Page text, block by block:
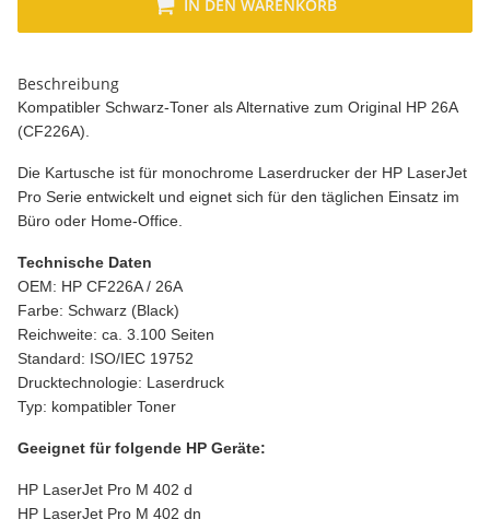
IN DEN WARENKORB
Beschreibung
Kompatibler Schwarz-Toner als Alternative zum Original HP 26A
(CF226A).
Die Kartusche ist für monochrome Laserdrucker der HP LaserJet
Pro Serie entwickelt und eignet sich für den täglichen Einsatz im
Büro oder Home-Office.
Technische Daten
OEM: HP CF226A / 26A
Farbe: Schwarz (Black)
Reichweite: ca. 3.100 Seiten
Standard: ISO/IEC 19752
Drucktechnologie: Laserdruck
Typ: kompatibler Toner
Geeignet für folgende HP Geräte:
HP LaserJet Pro M 402 d
HP LaserJet Pro M 402 dn